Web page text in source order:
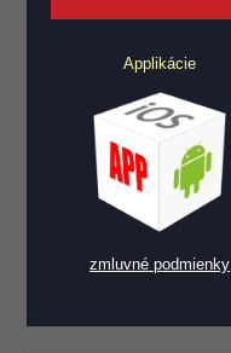
Applikácie
zmluvné podmienky